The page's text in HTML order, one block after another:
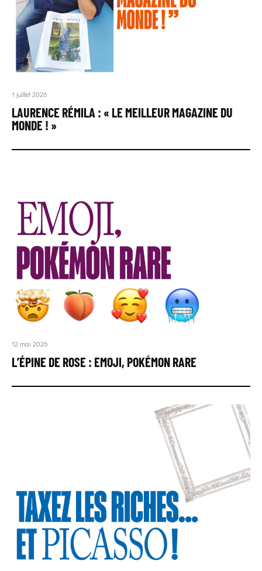
1 juillet 2026
LAURENCE RÉMILA : « LE MEILLEUR MAGAZINE DU
MONDE ! »
12 mai 2026
L’ÉPINE DE ROSE : EMOJI, POKÉMON RARE